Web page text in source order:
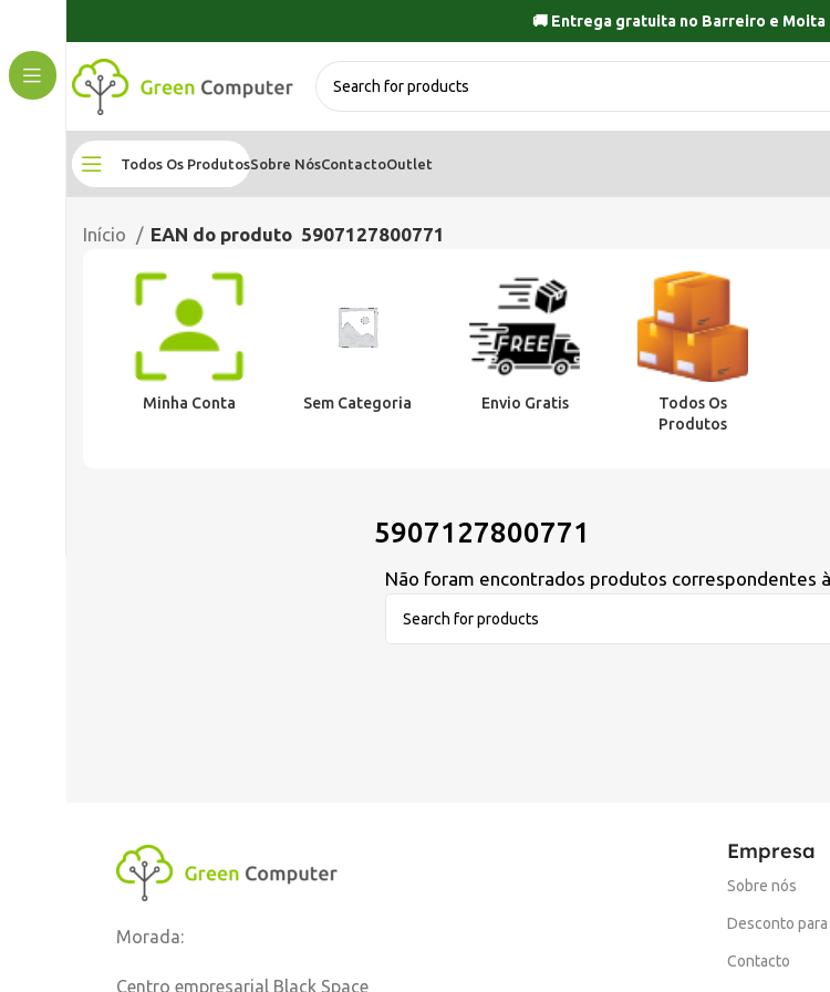
🚚 Entrega gratuita no Barreiro e Moita
Todos Os ProdutosSobre NósContactoOutlet
Início EAN do produto 5907127800771
Minha Conta Sem Categoria Envio Gratis
Todos Os
Produtos
5907127800771
Não foram encontrados produtos correspondentes
Morada:
Centro empresarial Black Space
Empresa
Sobre nós
Desconto
Contacto